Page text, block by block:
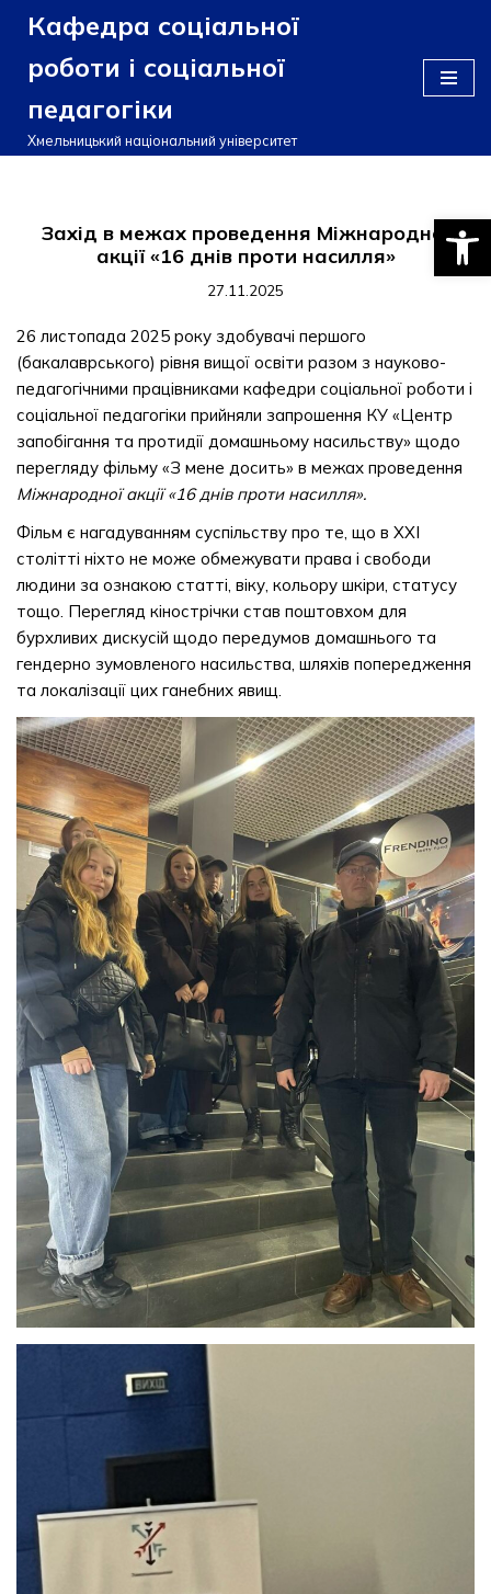
Перейти
до
вмісту
Кафедра соціальної
роботи і соціальної
педагогіки
Хмельницький національний університет
Захід в межах проведення Міжнародної
акції «16 днів проти насилля»
27.11.2025
26 листопада 2025 року здобувачі першого
(бакалаврського) рівня вищої освіти разом з науково-
педагогічними працівниками кафедри соціальної роботи і
соціальної педагогіки прийняли запрошення КУ «Центр
запобігання та протидії домашньому насильству» щодо
перегляду фільму «З мене досить» в межах проведення
Міжнародної акції «16 днів проти насилля».
Фільм є нагадуванням суспільству про те, що в ХХІ
столітті ніхто не може обмежувати права і свободи
людини за ознакою статті, віку, кольору шкіри, статусу
тощо. Перегляд кінострічки став поштовхом для
бурхливих дискусій щодо передумов домашнього та
гендерно зумовленого насильства, шляхів попередження
та локалізації цих ганебних явищ.